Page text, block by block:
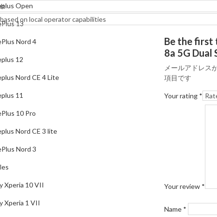
OnePlus Nord 4
Open
13
Nord 4
12
Nord CE 4 Lite
11
10 Pro
Nord CE 3 lite
Nord 3
Xperia 10 VII
Xperia 1 VII
on local operator capabilities
Be the first
8a 5G Dual
メールアドレス
項目です
Your rating *
Your review *
Name *